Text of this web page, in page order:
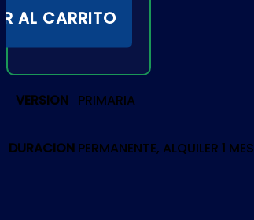
AL CARRITO
VERSION PRIMARIA
DURACION PERMANENTE, ALQUILER 1 MES